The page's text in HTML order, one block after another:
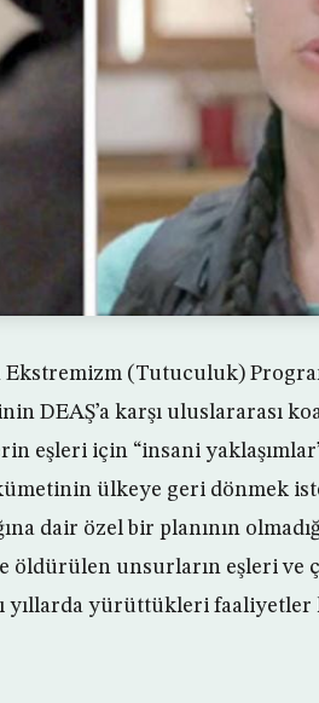
(Tutuculuk)
DEAŞ’a karşı uluslararası
eşleri için “insani
ülkeye geri dönmek
dair özel bir planının
unsurların eşleri ve
yıllarda yürüttükleri